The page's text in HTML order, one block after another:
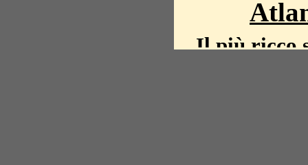
Il più ricco